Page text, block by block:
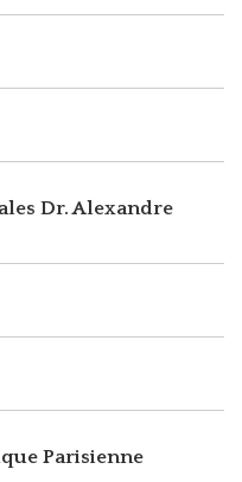
Dr. Alexandre
Parisienne